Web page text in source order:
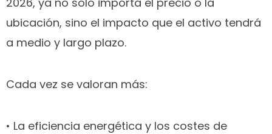
ubicación, sino el impacto que el activo tendrá
a medio y largo plazo.
Cada vez se valoran más:
• La eficiencia energética y los costes de